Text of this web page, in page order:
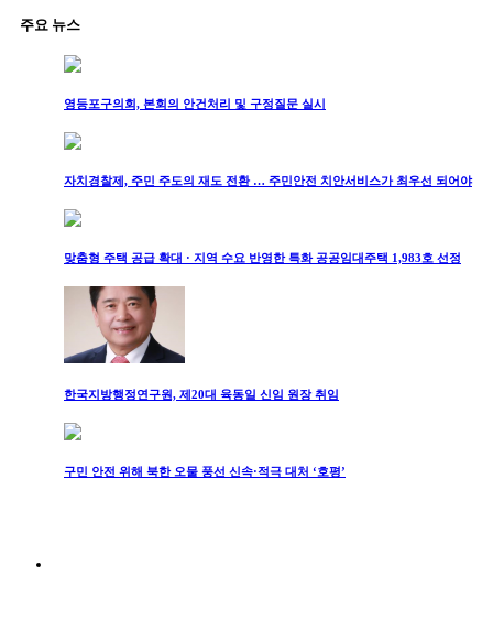
주요 뉴스
영등포구의회, 본회의 안건처리 및 구정질문 실시
자치경찰제, 주민 주도의 재도 전환 … 주민안전 치안서비스가 최우선 되어야
맞춤형 주택 공급 확대 · 지역 수요 반영한 특화 공공임대주택 1,983호 선정
한국지방행정연구원, 제20대 육동일 신임 원장 취임
구민 안전 위해 북한 오물 풍선 신속·적극 대처 ‘호평’